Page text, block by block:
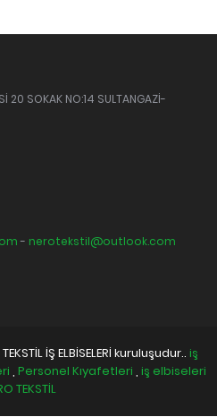
20 SOKAK NO:14 SULTANGAZİ-
- nerotekstil@outlook.com
İŞ ELBİSELERİ kuruluşudur.. iş
, Personel Kıyafetleri , iş elbiseleri
TEKSTİL